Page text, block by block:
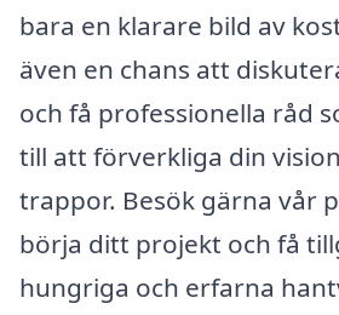
bara en klarare bild av
även en chans att
och få professionella råd
till att förverkliga din
trappor. Besök gärna vår
börja ditt projekt och få
hungriga och erfarna